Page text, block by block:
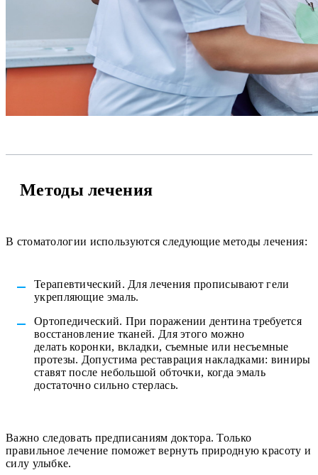
Методы лечения
В стоматологии используются следующие методы лечения:
Терапевтический. Для лечения прописывают гели
укрепляющие эмаль.
Ортопедический. При поражении дентина требуется
восстановление тканей. Для этого можно
делать коронки, вкладки, съемные или несъемные
протезы. Допустима реставрация накладками: виниры
ставят после небольшой обточки, когда эмаль
достаточно сильно стерлась.
Важно следовать предписаниям доктора. Только
правильное лечение поможет вернуть природную красоту и
силу улыбке.